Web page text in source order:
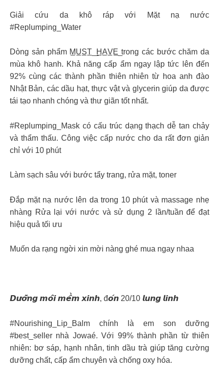
Giải cứu da khô ráp với Mặt nạ nước
#Replumping_Water
Dòng sản phẩm M̲U̲S̲T̲_̲H̲A̲V̲E̲ ̲trong các bước chăm da
mùa khô hanh. Khả năng cấp ẩm ngay lập tức lên đến
92% cùng các thành phần thiên nhiên từ hoa anh đào
Nhật Bản, các dầu hạt, thực vật và glycerin giúp da được
tái tạo nhanh chóng và thư giãn tốt nhất.
#Replumping_Mask có cấu trúc dạng thạch dễ tan chảy
và thẩm thấu. Công việc cấp nước cho da rất đơn giản
chỉ với 10 phút
Làm sạch sâu với bước tẩy trang, rửa mặt, toner
Đắp mặt nạ nước lên da trong 10 phút và massage nhẹ
nhàng Rửa lại với nước và sử dụng 2 lần/tuần để đạt
hiệu quả tối ưu
Muốn da rạng ngời xin mời nàng ghé mua ngay nhaa
𝘿𝙪̛𝙤̛̃𝙣𝙜 𝙢𝙤̂𝙞 𝙢𝙚̂̀𝙢 𝙭𝙞𝙣𝙝, đ𝙤́𝙣 20/10 𝙡𝙪𝙣𝙜 𝙡𝙞𝙣𝙝
#Nourishing_Lip_Balm chính là em son dưỡng
#best_seller nhà Jowaé. Với 99% thành phần từ thiên
nhiên: bơ sáp, hạnh nhân, tinh dầu trà giúp tăng cường
dưỡng chất, cấp ẩm chuyên và chống oxy hóa.